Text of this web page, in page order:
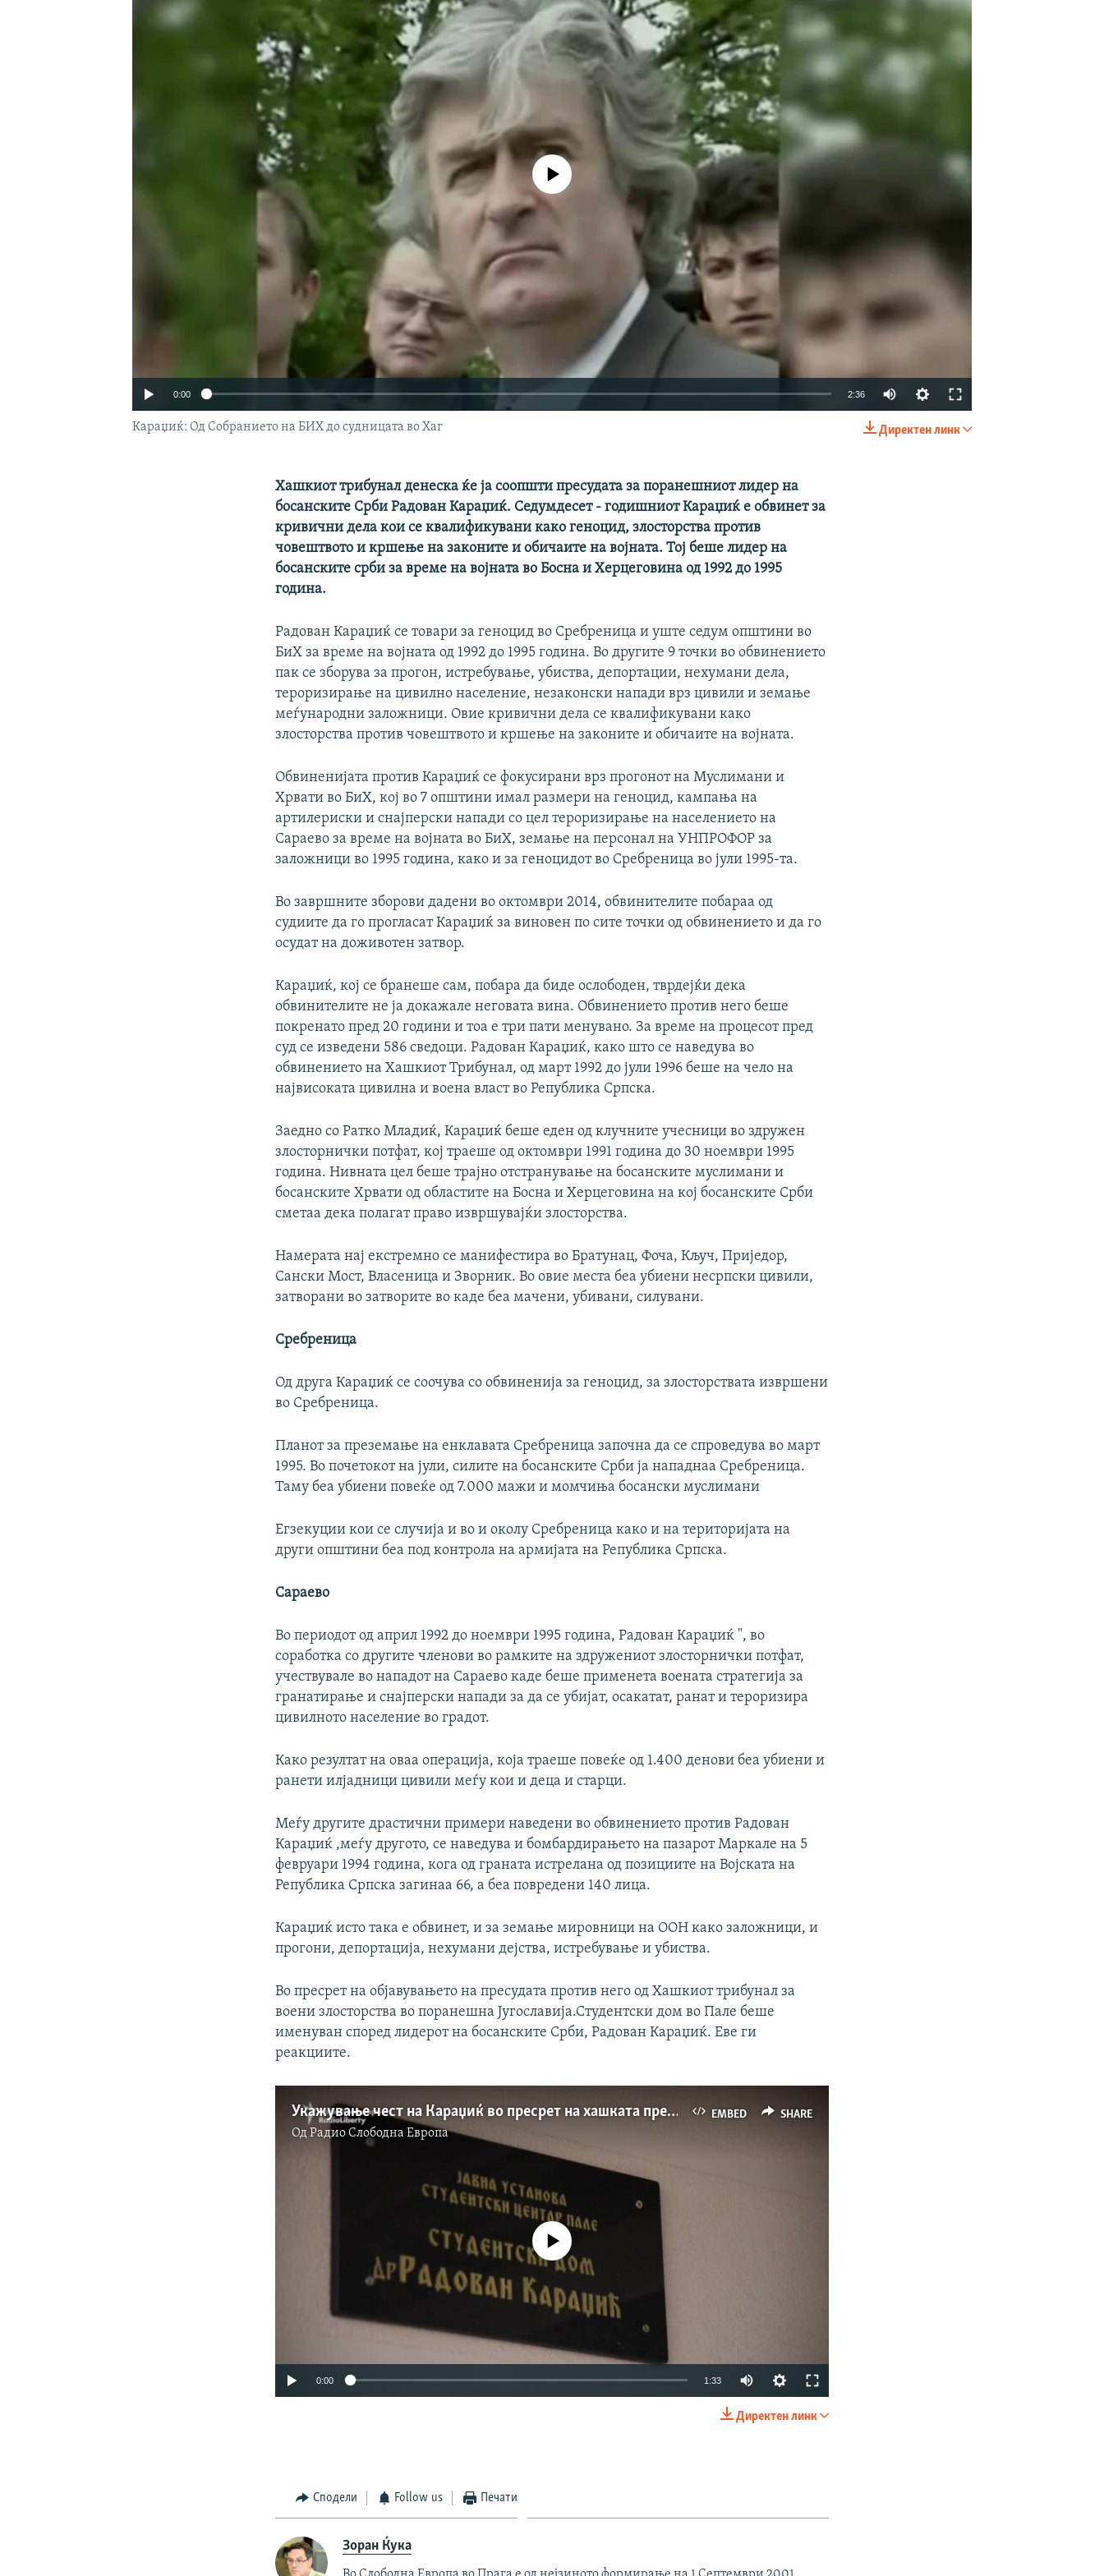
SHARE
No media source currently available
0:00 2:36
Директен линк
Караџиќ: Од Собранието на БИХ до судницата во Хаг
Хашкиот трибунал денеска ќе ја соопшти пресудата за поранешниот лидер на
босанските Срби Радован Караџиќ. Седумдесет - годишниот Караџиќ е обвинет за
кривични дела кои се квалификувани како геноцид, злосторства против
човештвото и кршење на законите и обичаите на војната. Тој беше лидер на
босанските срби за време на војната во Босна и Херцеговина од 1992 до 1995
година.
Радован Караџиќ се товари за геноцид во Сребреница и уште седум општини во
БиХ за време на војната од 1992 до 1995 година. Во другите 9 точки во обвинението
пак се зборува за прогон, истребување, убиства, депортации, нехумани дела,
тероризирање на цивилно население, незаконски напади врз цивили и земање
меѓународни заложници. Овие кривични дела се квалификувани како
злосторства против човештвото и кршење на законите и обичаите на војната.
Обвиненијата против Караџиќ се фокусирани врз прогонот на Муслимани и
Хрвати во БиХ, кој во 7 општини имал размери на геноцид, кампања на
артилериски и снајперски напади со цел тероризирање на населението на
Сараево за време на војната во БиХ, земање на персонал на УНПРОФОР за
заложници во 1995 година, како и за геноцидот во Сребреница во јули 1995-та.
Во завршните зборови дадени во октомври 2014, обвинителите побараа од
судиите да го прогласат Караџиќ за виновен по сите точки од обвинението и да го
осудат на доживотен затвор.
Караџиќ, кој се бранеше сам, побара да биде ослободен, тврдејќи дека
обвинителите не ја докажале неговата вина. Обвинението против него беше
покренато пред 20 години и тоа е три пати менувано. За време на процесот пред
суд се изведени 586 сведоци. Радован Караџиќ, како што се наведува во
обвинението на Хашкиот Трибунал, од март 1992 до јули 1996 беше на чело на
највисоката цивилна и воена власт во Република Српска.
Заедно со Ратко Младиќ, Караџиќ беше еден од клучните учесници во здружен
злосторнички потфат, кој траеше од октомври 1991 година до 30 ноември 1995
година. Нивната цел беше трајно отстранување на босанските муслимани и
босанските Хрвати од областите на Босна и Херцеговина на кој босанските Срби
сметаа дека полагат право извршувајќи злосторства.
Намерата нај екстремно се манифестира во Братунац, Фоча, Кључ, Приједор,
Сански Мост, Власеница и Зворник. Во овие места беа убиени несрпски цивили,
затворани во затворите во каде беа мачени, убивани, силувани.
Сребреница
Од друга Караџиќ се соочува со обвиненија за геноцид, за злосторствата извршени
во Сребреница.
Планот за преземање на енклавата Сребреница започна да се спроведува во март
1995. Во почетокот на јули, силите на босанските Срби ја нападнаа Сребреница.
Таму беа убиени повеќе од 7.000 мажи и момчиња босански муслимани
Егзекуции кои се случија и во и околу Сребреница како и на територијата на
други општини беа под контрола на армијата на Република Српска.
Сараево
Во периодот од април 1992 до ноември 1995 година, Радован Караџиќ ", во
соработка со другите членови во рамките на здружениот злосторнички потфат,
учествувале во нападот на Сараево каде беше применета воената стратегија за
гранатирање и снајперски напади за да се убијат, осакатат, ранат и тероризира
цивилното население во градот.
Како резултат на оваа операција, која траеше повеќе од 1.400 денови беа убиени и
ранети илјадници цивили меѓу кои и деца и старци.
Меѓу другите драстични примери наведени во обвинението против Радован
Караџиќ ,меѓу другото, се наведува и бомбардирањето на пазарот Маркале на 5
февруари 1994 година, кога од граната истрелана од позициите на Војската на
Република Српска загинаа 66, а беа повредени 140 лица.
Караџиќ исто така е обвинет, и за земање мировници на ООН како заложници, и
прогони, депортација, нехумани дејства, истребување и убиства.
Во пресрет на објавувањето на пресудата против него од Хашкиот трибунал за
воени злосторства во поранешна Југославија.Студентски дом во Пале беше
именуван според лидерот на босанските Срби, Радован Караџиќ. Еве ги
реакциите.
EMBED SHARE
Укажување чест на Караџиќ во пресрет на хашката пресуда
ОдРадио Слободна Eвропа
SHARE
No media source currently available
0:00 1:33
Директен линк
Сподели Follow us Печати
Зоран Ќука